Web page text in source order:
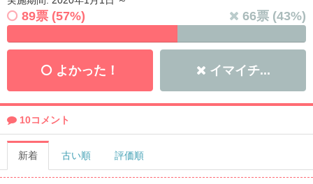
89票 (57%) 66票 (43%)
よかった！ イマイチ...
10コメント
新着 古い順 評価順